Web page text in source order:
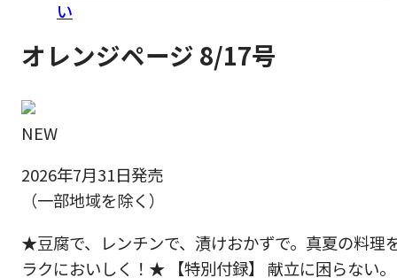
い
オレンジページ 8/17号
NEW
2026年7月31日発売
（一部地域を除く）
★豆腐で、レンチンで、漬けおかずで。真夏の料理
ラクにおいしく！★ 【特別付録】 献立に困らない。